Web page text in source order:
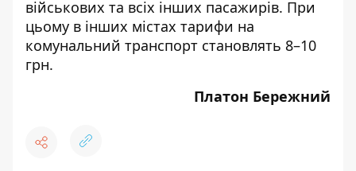
військових та всіх інших пасажирів. При
цьому в інших містах тарифи на
комунальний транспорт становлять 8–10
грн.
Платон Бережний